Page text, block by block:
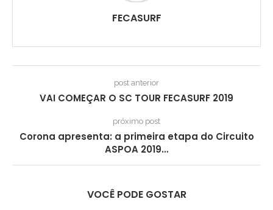
FECASURF
post anterior
VAI COMEÇAR O SC TOUR FECASURF 2019
próximo post
Corona apresenta: a primeira etapa do Circuito
ASPOA 2019…
VOCÊ PODE GOSTAR